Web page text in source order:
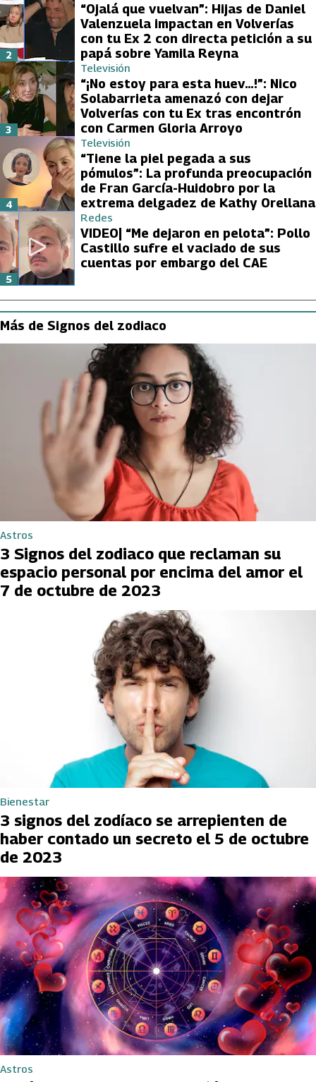
“Ojalá que vuelvan”: Hijas de Daniel
Valenzuela impactan en Volverías
con tu Ex 2 con directa petición a su
papá sobre Yamila Reyna
2
Televisión
“¡No estoy para esta huev…!”: Nico
Solabarrieta amenazó con dejar
Volverías con tu Ex tras encontrón
con Carmen Gloria Arroyo
3
Televisión
“Tiene la piel pegada a sus
pómulos”: La profunda preocupación
de Fran García-Huidobro por la
extrema delgadez de Kathy Orellana
4
Redes
VIDEO| “Me dejaron en pelota”: Pollo
Castillo sufre el vaciado de sus
cuentas por embargo del CAE
5
Más de Signos del zodiaco
Astros
3 Signos del zodiaco que reclaman su
espacio personal por encima del amor el
7 de octubre de 2023
Bienestar
3 signos del zodíaco se arrepienten de
haber contado un secreto el 5 de octubre
de 2023
Astros